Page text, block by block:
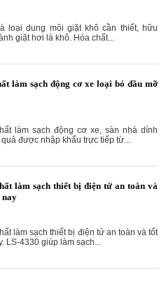
loại dung môi giặt khô cần thiết, hữu
giặt hơi là khô. Hóa chất...
làm sạch động cơ xe loại bỏ dầu mỡ
làm sạch động cơ xe, sàn nhà dính
được nhập khẩu trực tiếp từ...
làm sạch thiết bị điện tử an toàn và
nay
làm sạch thiết bị điện tử an toàn và tốt
LS-4330 giúp làm sạch...